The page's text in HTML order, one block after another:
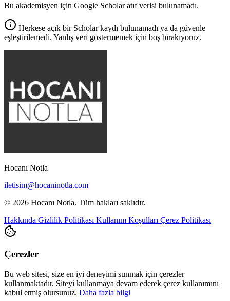
Bu akademisyen için Google Scholar atıf verisi bulunamadı.
Herkese açık bir Scholar kaydı bulunamadı ya da güvenle
eşleştirilemedi. Yanlış veri göstermemek için boş bırakıyoruz.
Hocanı Notla
iletisim@hocaninotla.com
© 2026 Hocanı Notla. Tüm hakları saklıdır.
Hakkında Gizlilik Politikası Kullanım Koşulları Çerez Politikası
Çerezler
Bu web sitesi, size en iyi deneyimi sunmak için çerezler
kullanmaktadır. Siteyi kullanmaya devam ederek çerez kullanımını
kabul etmiş olursunuz. Daha fazla bilgi